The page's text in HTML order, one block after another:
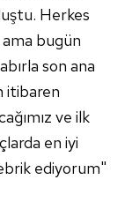
Herkes
ama bugün
son ana
itibaren
ve ilk
en iyi
ediyorum"